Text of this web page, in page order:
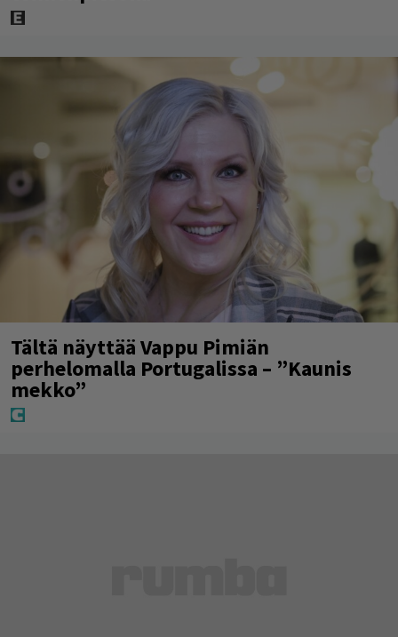
Tältä näyttää Vappu Pimiän
perhelomalla Portugalissa – ”Kaunis
mekko”